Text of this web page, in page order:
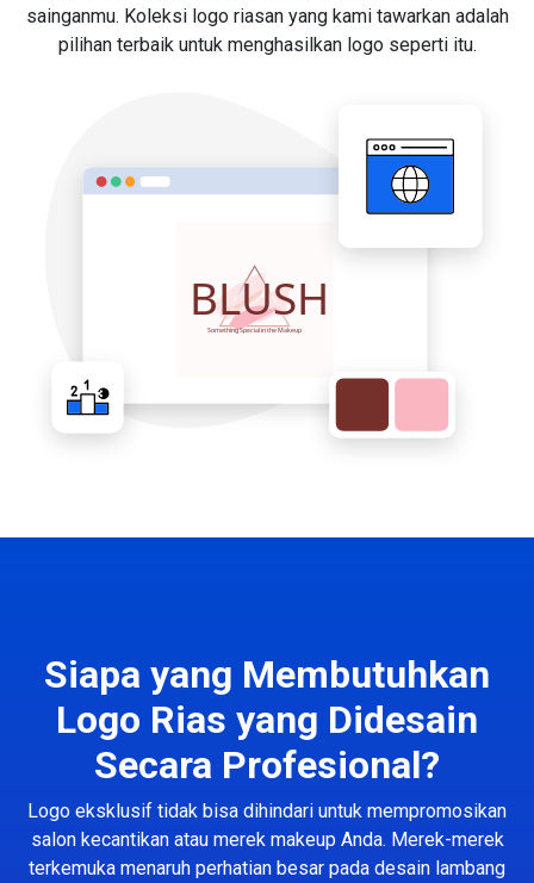
sainganmu. Koleksi logo riasan yang kami tawarkan adalah
pilihan terbaik untuk menghasilkan logo seperti itu.
Siapa yang Membutuhkan
Logo Rias yang Didesain
Secara Profesional?
Logo eksklusif tidak bisa dihindari untuk mempromosikan
salon kecantikan atau merek makeup Anda. Merek-merek
terkemuka menaruh perhatian besar pada desain lambang